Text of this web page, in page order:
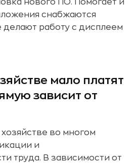
нового ПО. Помогает и
снабжаются
делают работу с дисплеем
мало платят
зависит от
во многом
и
труда. В зависимости от